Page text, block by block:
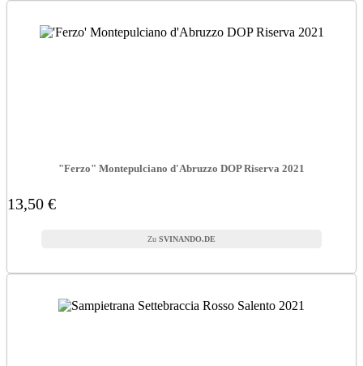
"Ferzo" Montepulciano d'Abruzzo DOP Riserva 2021
13,50 €
SVINANDO.DE